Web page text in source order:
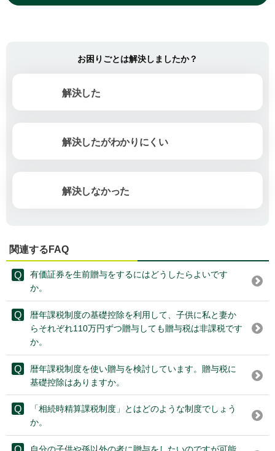
お困りごとは解決しましたか？
解決した
解決したがわかりにくい
解決しなかった
関連するFAQ
有価証券を生前贈与をするにはどうしたらよいです
か。
暦年課税制度の基礎控除を利用して、子供に私と妻か
らそれぞれ110万円ずつ贈与しても贈与税は非課税です
か。
暦年課税制度を使い贈与を検討しています。贈与税に
基礎控除はありますか。
「相続時精算課税制度」とはどのような制度でしょう
か。